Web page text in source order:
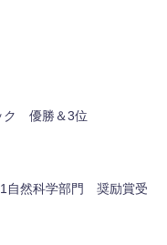
ク 優勝＆3位
自然科学部門 奨励賞受